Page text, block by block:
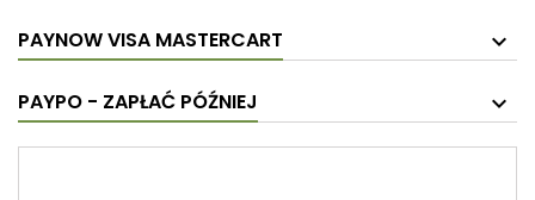
PAYNOW VISA MASTERCART
PAYPO - ZAPŁAĆ PÓŹNIEJ